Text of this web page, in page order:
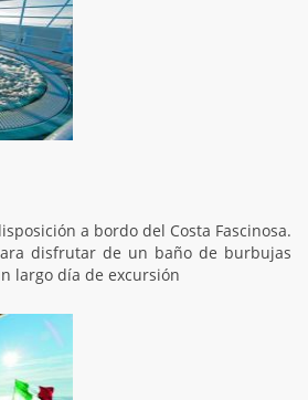
a bordo del Costa Fascinosa.
disfrutar de un baño de burbujas
largo día de excursión